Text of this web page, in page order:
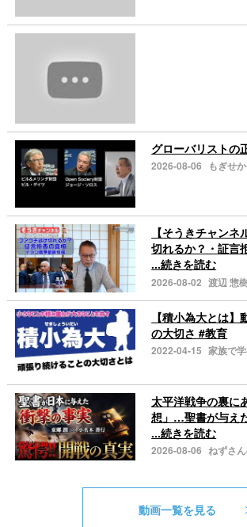
グローバリストの
2026-08-06 もぎせ
【そうきチャン
切れるか？・証言
...続きを読む
2026-08-02 渡辺 惣
【積小為大とは
の大切さ #教育
2022-04-15 家族で
太平洋戦争の裏に
想」…聖書が与え
...続きを読む
2026-08-06 ねずさ
動画一覧を見る